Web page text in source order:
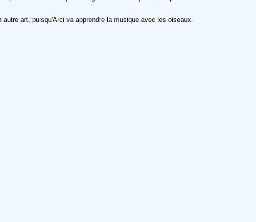
art, puisqu'Arci va apprendre la musique avec les oiseaux.